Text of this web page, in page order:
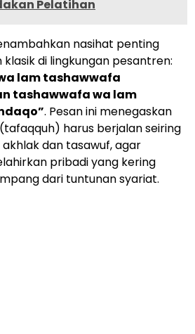
Pelatihan
nasihat penting
di lingkungan pesantren:
lam tashawwafa
tashawwafa wa lam
. Pesan ini menegaskan
harus berjalan seiring
dan tasawuf, agar
pribadi yang kering
dari tuntunan syariat.